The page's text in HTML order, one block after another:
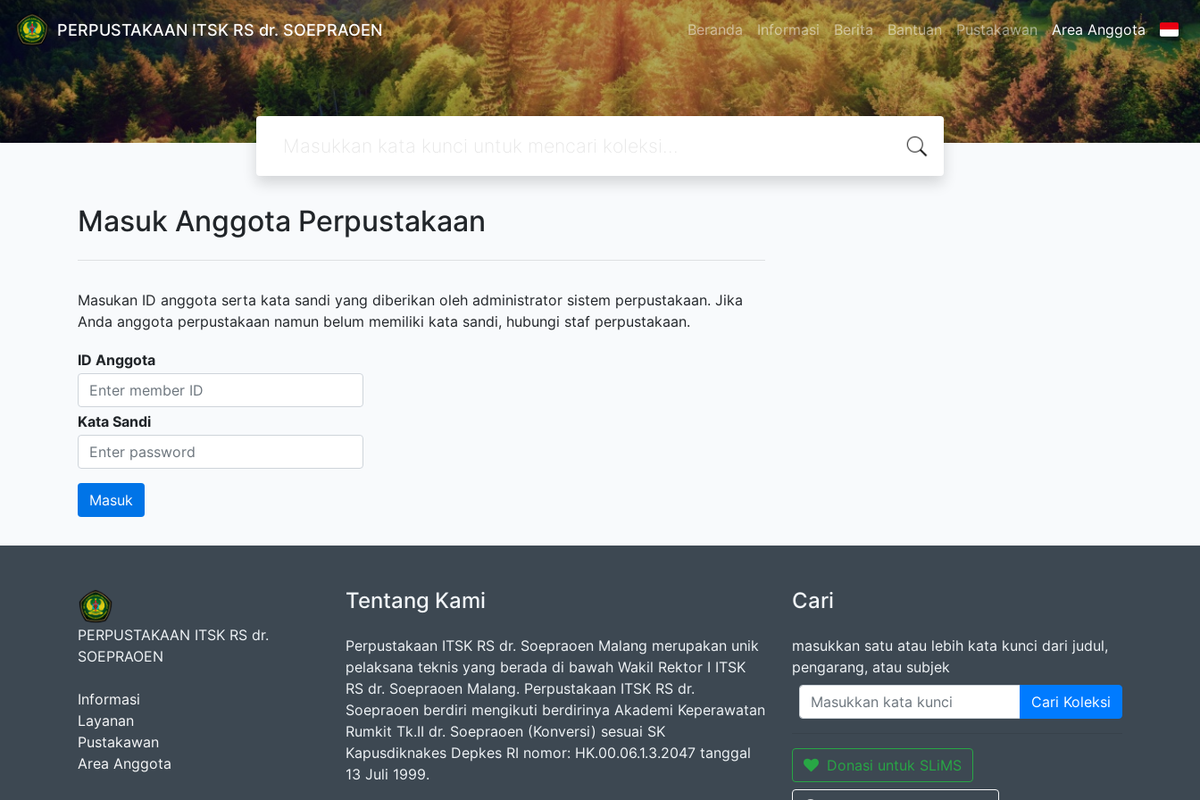
PERPUSTAKAAN ITSK RS dr. SOEPRAOEN Beranda Informasi Berita Bantuan Pustakawan Area Anggota
Masuk Anggota Perpustakaan
Masukan ID anggota serta kata sandi yang diberikan oleh administrator sistem perpustakaan. Jika
Anda anggota perpustakaan namun belum memiliki kata sandi, hubungi staf perpustakaan.
ID Anggota
Kata Sandi
PERPUSTAKAAN ITSK RS dr.
SOEPRAOEN
Informasi
Layanan
Pustakawan
Area Anggota
Tentang Kami
Perpustakaan ITSK RS dr. Soepraoen Malang merupakan unik
pelaksana teknis yang berada di bawah Wakil Rektor I ITSK
RS dr. Soepraoen Malang. Perpustakaan ITSK RS dr.
Soepraoen berdiri mengikuti berdirinya Akademi Keperawatan
Rumkit Tk.II dr. Soepraoen (Konversi) sesuai SK
Kapusdiknakes Depkes RI nomor: HK.00.06.1.3.2047 tanggal
13 Juli 1999.
Cari
masukkan satu atau lebih kata kunci dari judul,
pengarang, atau subjek
Cari Koleksi
Donasi untuk SLiMS